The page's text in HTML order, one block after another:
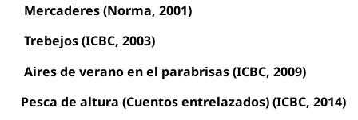
Mercaderes (Norma, 2001)
Trebejos (ICBC, 2003)
Aires de verano en el parabrisas (ICBC, 2009)
Pesca de altura (Cuentos entrelazados) (ICBC, 2014)